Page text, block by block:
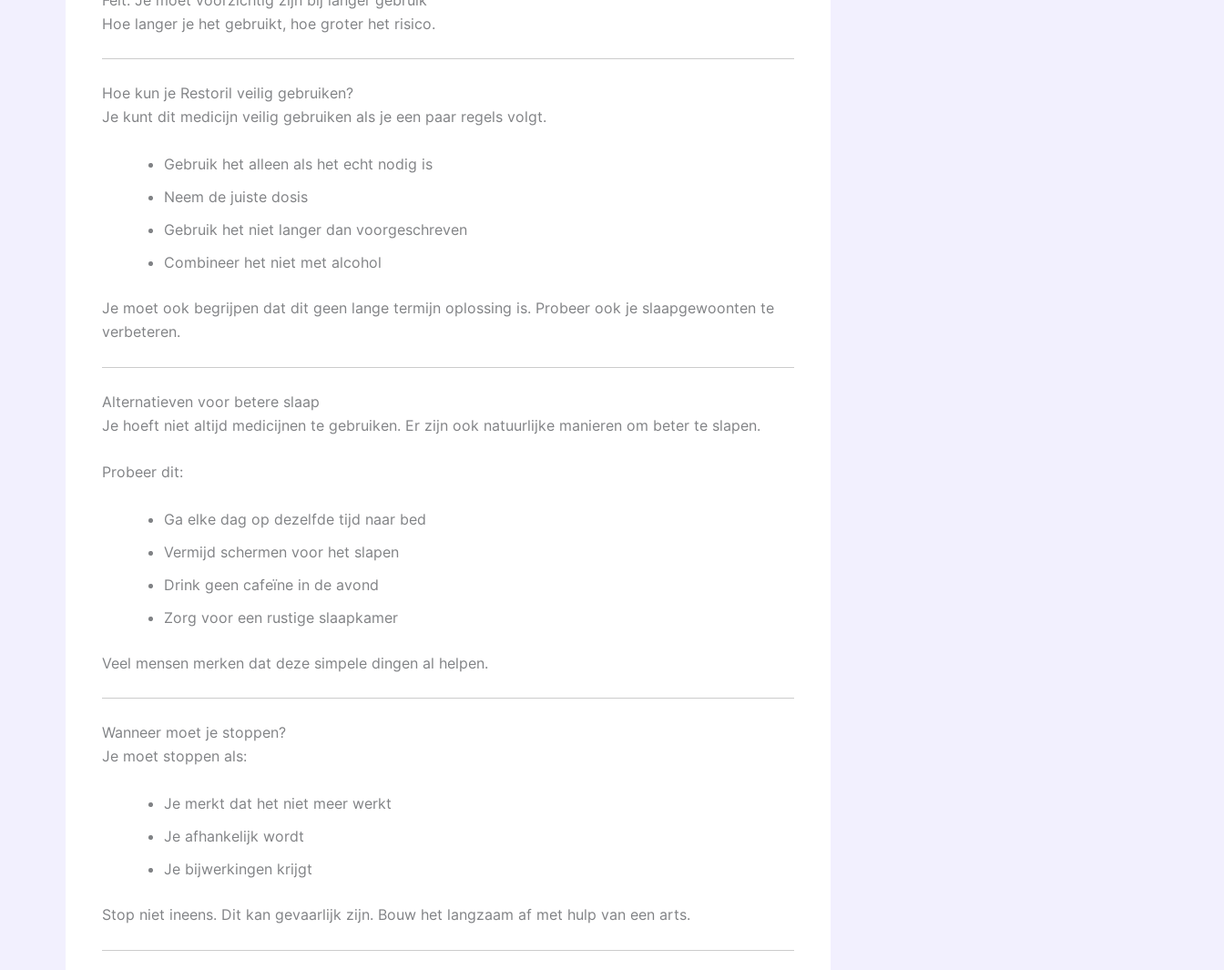
Hoe langer je het gebruikt, hoe groter het risico.
Hoe kun je Restoril veilig gebruiken?
Je kunt dit medicijn veilig gebruiken als je een paar regels volgt.
Gebruik het alleen als het echt nodig is
Neem de juiste dosis
Gebruik het niet langer dan voorgeschreven
Combineer het niet met alcohol
Je moet ook begrijpen dat dit geen lange termijn oplossing is. Probeer ook je slaapgewoonten te
verbeteren.
Alternatieven voor betere slaap
Je hoeft niet altijd medicijnen te gebruiken. Er zijn ook natuurlijke manieren om beter te slapen.
Probeer dit:
Ga elke dag op dezelfde tijd naar bed
Vermijd schermen voor het slapen
Drink geen cafeïne in de avond
Zorg voor een rustige slaapkamer
Veel mensen merken dat deze simpele dingen al helpen.
Wanneer moet je stoppen?
Je moet stoppen als:
Je merkt dat het niet meer werkt
Je afhankelijk wordt
Je bijwerkingen krijgt
Stop niet ineens. Dit kan gevaarlijk zijn. Bouw het langzaam af met hulp van een arts.